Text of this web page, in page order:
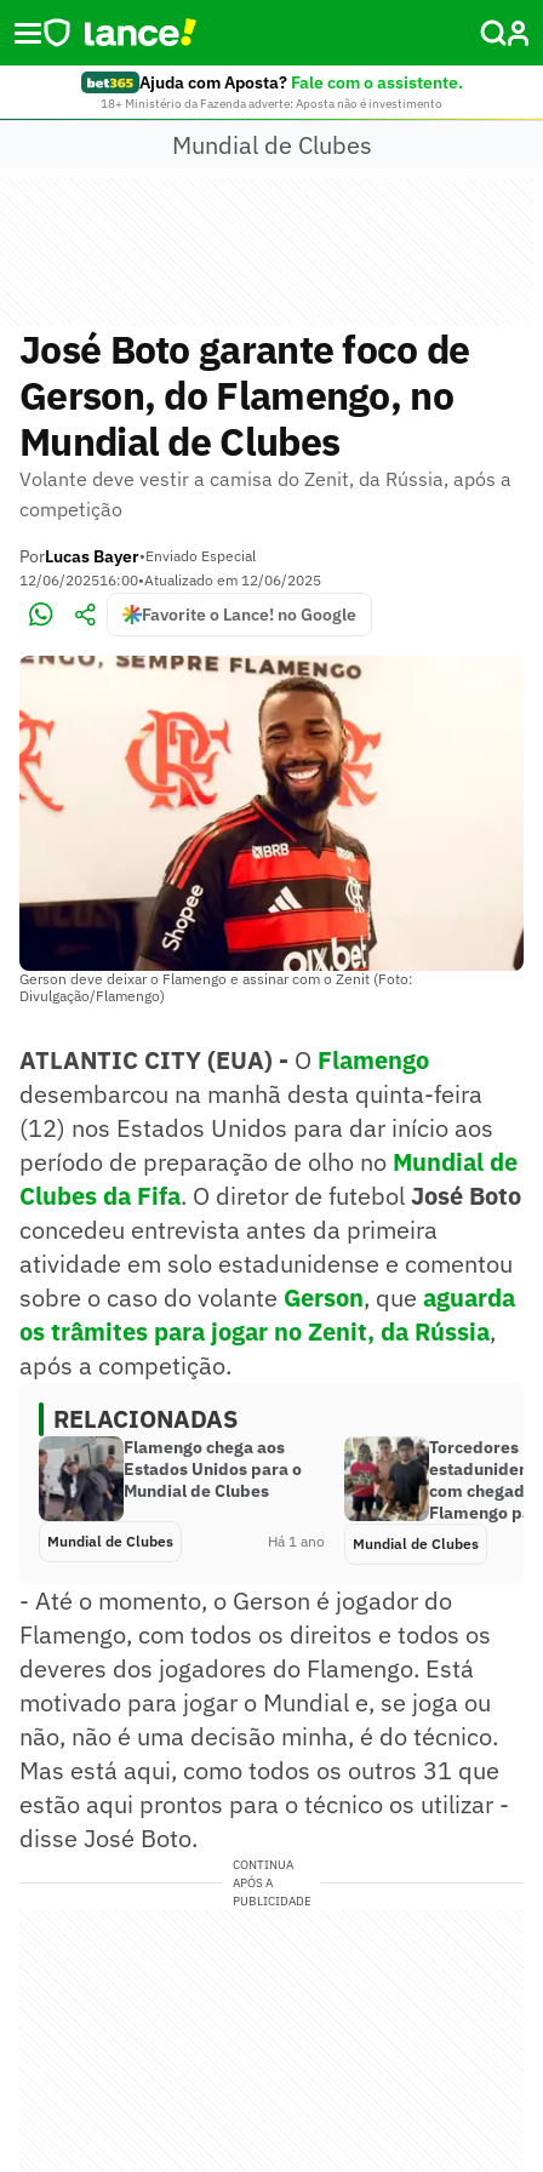
Ajuda com Aposta? Fale com o assistente.
18+ Ministério da Fazenda adverte: Aposta não é investimento
Mundial de Clubes
José Boto garante foco de
Gerson, do Flamengo, no
Mundial de Clubes
Volante deve vestir a camisa do Zenit, da Rússia, após a
competição
PorLucas Bayer•Enviado Especial
12/06/202516:00•Atualizado em 12/06/2025
Favorite o Lance! no Google
Gerson deve deixar o Flamengo e assinar com o Zenit (Foto:
Divulgação/Flamengo)
ATLANTIC CITY (EUA) - O Flamengo
desembarcou na manhã desta quinta-feira
(12) nos Estados Unidos para dar início aos
período de preparação de olho no Mundial de
Clubes da Fifa. O diretor de futebolJosé Boto
concedeu entrevista antes da primeira
atividade em solo estadunidense e comentou
sobre o caso do volante Gerson, que aguarda
os trâmites para jogar no Zenit, da Rússia,
após a competição.
RELACIONADAS
Flamengo chega aos
Estados Unidos para o
Mundial de Clubes
Mundial de Clubes Há 1 ano
Torcedores
com chegada
Flamengo
Mundial de Clubes
- Até o momento, o Gerson é jogador do
Flamengo, com todos os direitos e todos os
deveres dos jogadores do Flamengo. Está
motivado para jogar o Mundial e, se joga ou
não, não é uma decisão minha, é do técnico.
Mas está aqui, como todos os outros 31 que
estão aqui prontos para o técnico os utilizar -
disse José Boto.
CONTINUA
APÓS A
PUBLICIDADE